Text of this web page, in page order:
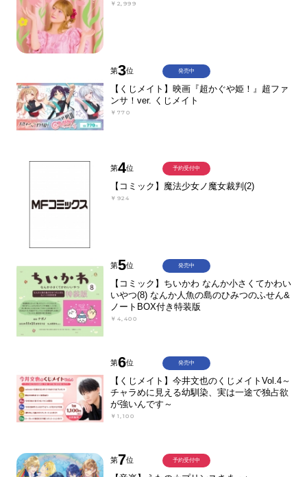
￥2,999
第3位
【くじメイト】映画『超かぐや姫！』超ファ
ンサ！ver. くじメイト
￥770
発売中
第4位
【コミック】魔法少女ノ魔女裁判(2)
￥924
予約受付中
第5位
【コミック】ちいかわ なんか小さくてかわい
いやつ(8) なんか人魚の島のひみつのふせん&
ノートBOX付き特装版
￥4,400
発売中
第6位
【くじメイト】今井文也のくじメイトVol.4～
チャラめに見える幼馴染、実は一途で独占欲
が強いんです～
￥1,100
発売中
第7位 予約受付中